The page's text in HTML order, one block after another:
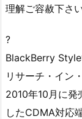
理解ご容赦下さい
?
BlackBerry
リサーチ・イン
2010年10月に
したCDMA対応端